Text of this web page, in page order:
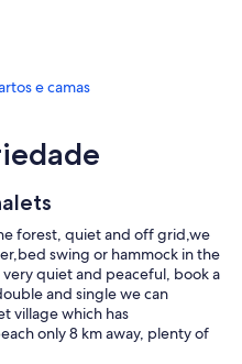
e camas
forest, quiet and off grid,we
swing or hammock in the
quiet and peaceful, book a
and single we can
village which has
only 8 km away, plenty of